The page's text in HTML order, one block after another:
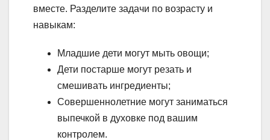
вместе. Разделите задачи по возрасту и
навыкам:
Младшие дети могут мыть овощи;
Дети постарше могут резать и
смешивать ингредиенты;
Совершеннолетние могут заниматься
выпечкой в духовке под вашим
контролем.